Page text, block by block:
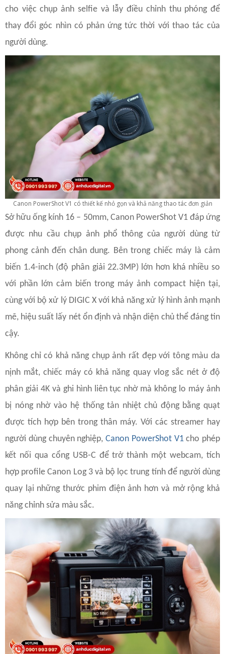
cho việc chụp ảnh selfie và lẫy điều chỉnh thu phóng để
thay đổi góc nhìn có phản ứng tức thời với thao tác của
người dùng.
Canon PowerShot V1 có thiết kế nhỏ gọn và khả năng thao tác đơn giản
Sở hữu ống kính 16 – 50mm, Canon PowerShot V1 đáp ứng
được nhu cầu chụp ảnh phổ thông của người dùng từ
phong cảnh đến chân dung. Bên trong chiếc máy là cảm
biến 1.4-inch (độ phân giải 22.3MP) lớn hơn khá nhiều so
với phần lớn cảm biến trong máy ảnh compact hiện tại,
cùng với bộ xử lý DIGIC X với khả năng xử lý hình ảnh mạnh
mẽ, hiệu suất lấy nét ổn định và nhận diện chủ thể đáng tin
cậy.
Không chỉ có khả năng chụp ảnh rất đẹp với tông màu da
nịnh mắt, chiếc máy có khả năng quay vlog sắc nét ở độ
phân giải 4K và ghi hình liên tục nhờ mà không lo máy ảnh
bị nóng nhờ vào hệ thống tản nhiệt chủ động bằng quạt
được tích hợp bên trong thân máy. Với các streamer hay
người dùng chuyên nghiệp, Canon PowerShot V1cho phép
kết nối qua cổng USB-C để trở thành một webcam, tích
hợp profile Canon Log 3 và bộ lọc trung tính để người dùng
quay lại những thước phim điện ảnh hơn và mở rộng khả
năng chỉnh sửa màu sắc.